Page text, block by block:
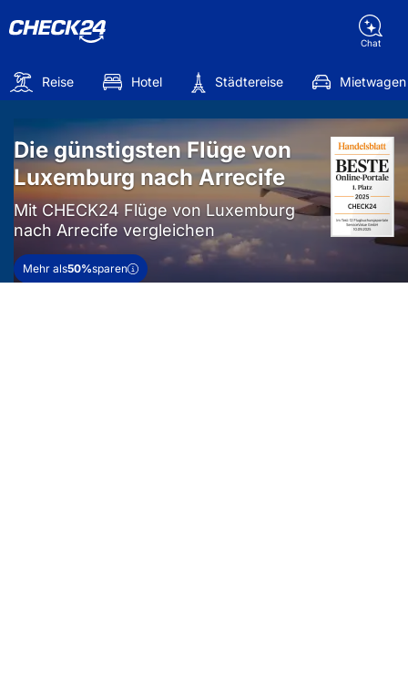
Chat
Reise Hotel Städtereise Mietwagen
Die günstigsten Flüge von
Luxemburg nach Arrecife
Mit CHECK24 Flüge von Luxemburg
nach Arrecife vergleichen
Mehr als50%sparen